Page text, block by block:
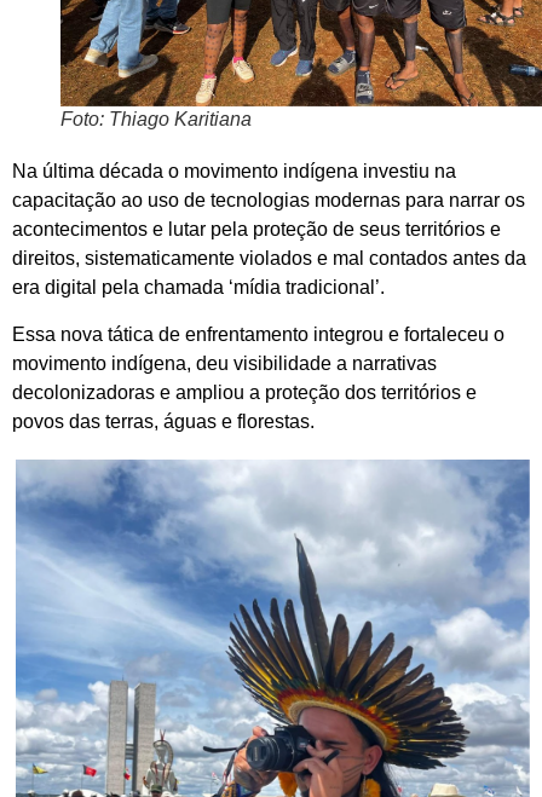
Foto: Thiago Karitiana
Na última década o movimento indígena investiu na
capacitação ao uso de tecnologias modernas para narrar os
acontecimentos e lutar pela proteção de seus territórios e
direitos, sistematicamente violados e mal contados antes da
era digital pela chamada ‘mídia tradicional’.
Essa nova tática de enfrentamento integrou e fortaleceu o
movimento indígena, deu visibilidade a narrativas
decolonizadoras e ampliou a proteção dos territórios e
povos das terras, águas e florestas.